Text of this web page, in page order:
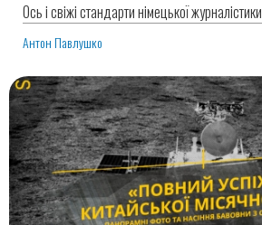
Ось і свіжі стандарти німецької
Антон Павлушко